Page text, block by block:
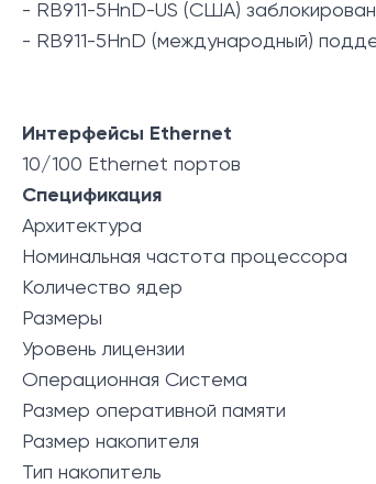
- RB911-5HnD-US (США)
- RB911-5HnD (международный)
Интерфейсы Ethernet
10/100 Ethernet портов
Спецификация
Архитектура
Номинальная частота процессора
Количество ядер
Размеры
Уровень лицензии
Операционная Система
Размер оперативной памяти
Размер накопителя
Тип накопитель